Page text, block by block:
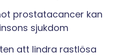
prostatacancer kan
sjukdom
att lindra rastlösa